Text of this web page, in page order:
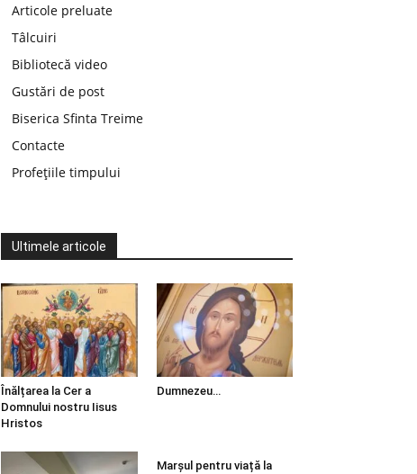
Articole preluate
Tâlcuiri
Bibliotecă video
Gustări de post
Biserica Sfinta Treime
Contacte
Profețiile timpului
Ultimele articole
Înălțarea la Cer a
Domnului nostru Iisus
Hristos
Dumnezeu…
Marșul pentru viață la